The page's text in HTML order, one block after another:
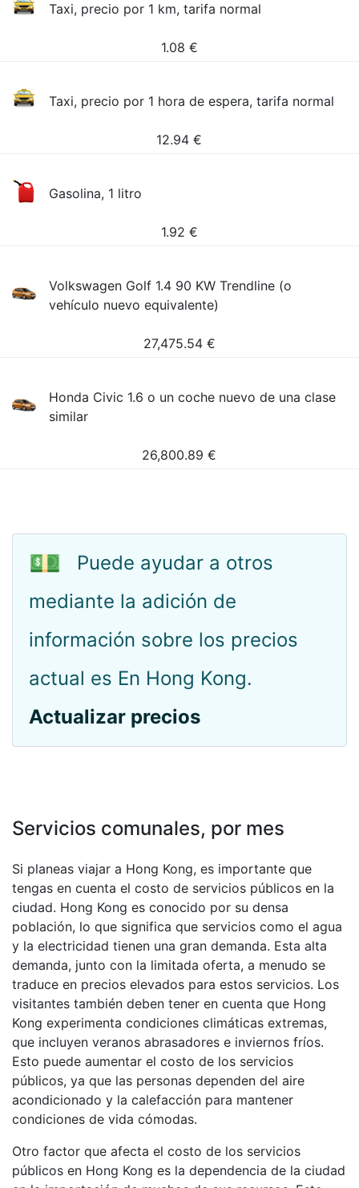
Taxi, precio por 1 km, tarifa normal
1.08 €
Taxi, precio por 1 hora de espera, tarifa normal
12.94 €
Gasolina, 1 litro
1.92 €
Volkswagen Golf 1.4 90 KW Trendline (o
vehículo nuevo equivalente)
27,475.54 €
Honda Civic 1.6 o un coche nuevo de una clase
similar
26,800.89 €
💵
Puede ayudar a otros
mediante la adición de
información sobre los precios
actual es En Hong Kong.
Actualizar precios
Servicios comunales, por mes
Si planeas viajar a Hong Kong, es importante que
tengas en cuenta el costo de servicios públicos en la
ciudad. Hong Kong es conocido por su densa
población, lo que significa que servicios como el agua
y la electricidad tienen una gran demanda. Esta alta
demanda, junto con la limitada oferta, a menudo se
traduce en precios elevados para estos servicios. Los
visitantes también deben tener en cuenta que Hong
Kong experimenta condiciones climáticas extremas,
que incluyen veranos abrasadores e inviernos fríos.
Esto puede aumentar el costo de los servicios
públicos, ya que las personas dependen del aire
acondicionado y la calefacción para mantener
condiciones de vida cómodas.
Otro factor que afecta el costo de los servicios
públicos en Hong Kong es la dependencia de la ciudad